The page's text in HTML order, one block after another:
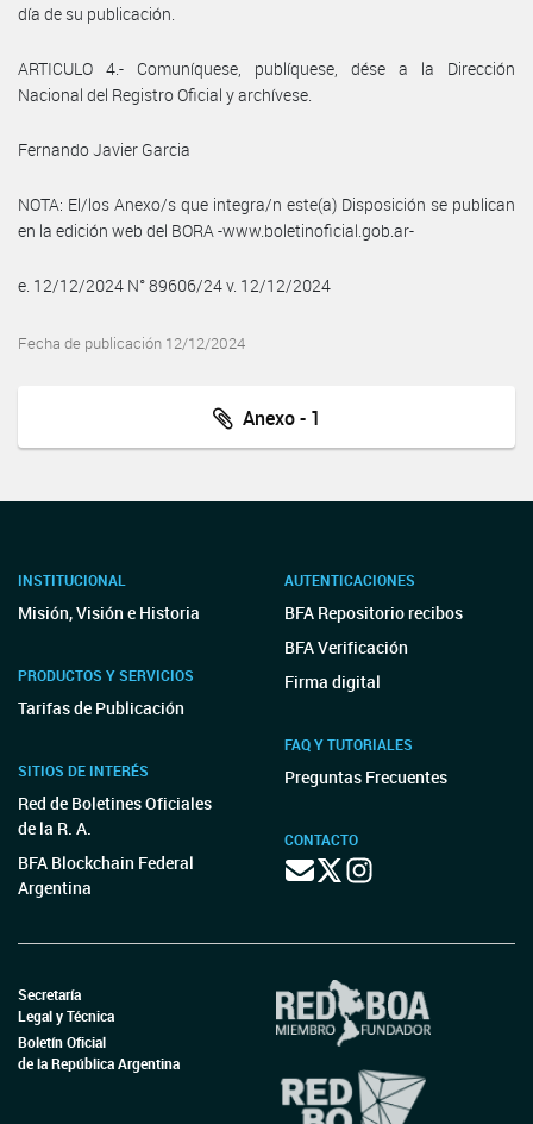
día de su publicación.
ARTICULO 4.- Comuníquese, publíquese, dése a la Dirección
Nacional del Registro Oficial y archívese.
Fernando Javier Garcia
NOTA: El/los Anexo/s que integra/n este(a) Disposición se publican
en la edición web del BORA -www.boletinoficial.gob.ar-
e. 12/12/2024 N° 89606/24 v. 12/12/2024
Fecha de publicación 12/12/2024
Anexo - 1
INSTITUCIONAL
Misión, Visión e Historia
PRODUCTOS Y SERVICIOS
Tarifas de Publicación
SITIOS DE INTERÉS
Red de Boletines Oficiales
de la R. A.
BFA Blockchain Federal
Argentina
AUTENTICACIONES
BFA Repositorio recibos
BFA Verificación
Firma digital
FAQ Y TUTORIALES
Preguntas Frecuentes
CONTACTO
Secretaría
Legal y Técnica
Boletín Oficial
de la República Argentina